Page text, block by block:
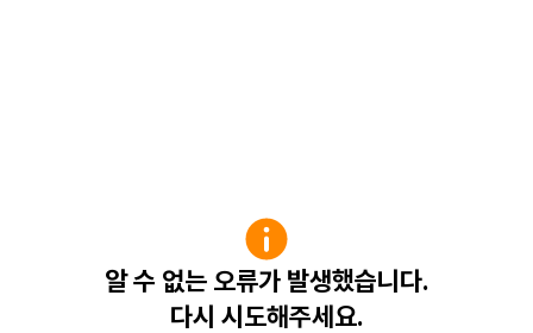
알 수 없는 오류가 발생했습니다.
다시 시도해주세요.